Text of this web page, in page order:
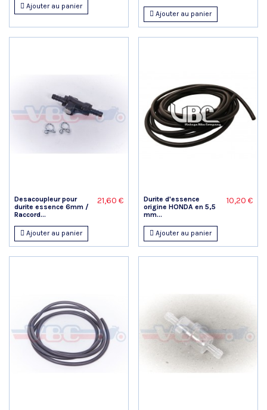
Ajouter au panier
Ajouter au panier
Desacoupleur pour
durite essence 6mm /
Raccord...
21,60 €
Ajouter au panier
Durite d'essence
origine HONDA en 5,5
mm...
10,20 €
Ajouter au panier